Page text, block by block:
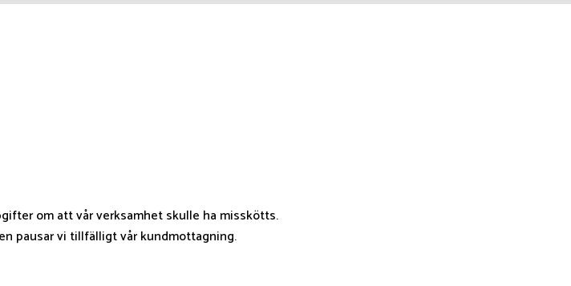
om att vår verksamhet skulle ha misskötts.
pausar vi tillfälligt vår kundmottagning.